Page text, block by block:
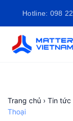
dung
Hotline: 098
Trang chủ › Tin tức
Thoại